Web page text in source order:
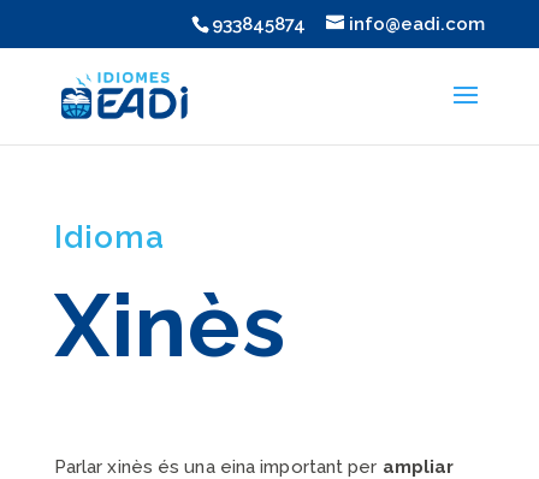
933845874 info@eadi.com
Idioma
Xinès
Parlar xinès és una eina important per ampliar